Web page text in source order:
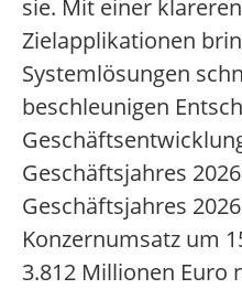
sie. Mit einer
Zielapplikationen
Systemlösungen
beschleunigen
Geschäftsjahres
Geschäftsjahres
Konzernumsatz um
3.812 Millionen Euro